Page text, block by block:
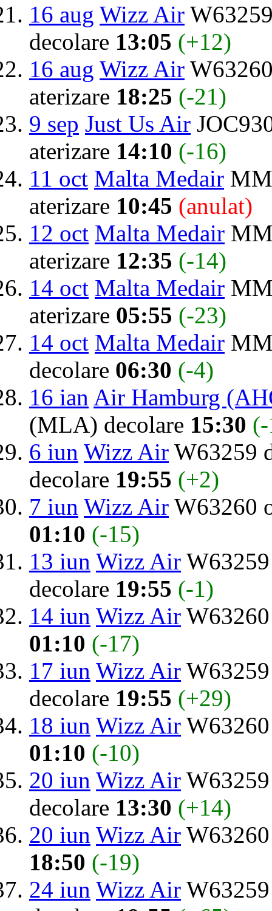
16 aug Wizz Air
decolare 13:05 (+12)
16 aug Wizz Air
aterizare 18:25 (-21)
9 sep Just Us Air
aterizare 14:10 (-16)
11 oct Malta Medair
aterizare 10:45 (anulat)
12 oct Malta Medair
aterizare 12:35 (-14)
14 oct Malta Medair
aterizare 05:55 (-23)
14 oct Malta Medair
decolare 06:30 (-4)
16 ian Air Hamburg
(MLA) decolare 15:30
6 iun Wizz Air W63259
decolare 19:55 (+2)
7 iun Wizz Air W63260
01:10 (-15)
13 iun Wizz Air
decolare 19:55 (-1)
14 iun Wizz Air
01:10 (-17)
17 iun Wizz Air
decolare 19:55 (+29)
18 iun Wizz Air
01:10 (-10)
20 iun Wizz Air
decolare 13:30 (+14)
20 iun Wizz Air
18:50 (-19)
24 iun Wizz Air